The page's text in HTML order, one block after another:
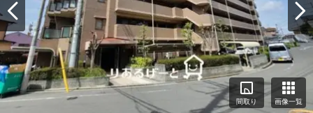
間取り 画像一覧